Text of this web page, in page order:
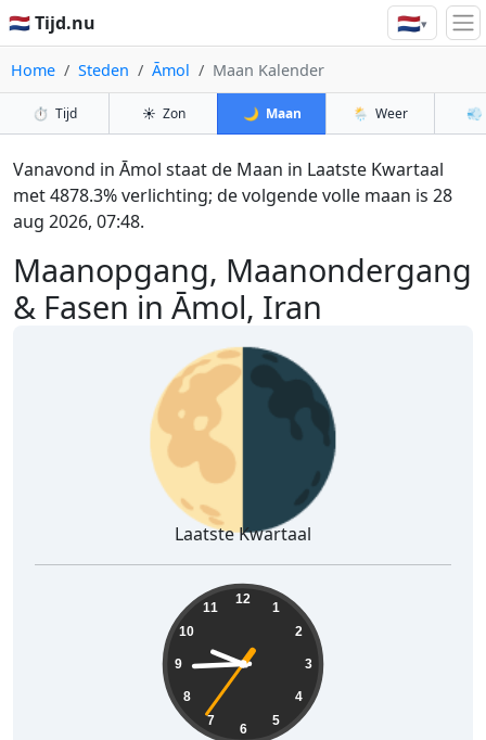
🇳🇱 Tijd.nu 🇳🇱▾
Home Steden Āmol Maan Kalender
⏱️ Tijd ☀️ Zon 🌙 Maan 🌦️ Weer 💨
Maanopgang, Maanondergang
& Fasen in Āmol, Iran
Vanavond in Āmol staat de Maan in Laatste Kwartaal
met 4878.3% verlichting; de volgende volle maan is 28
aug 2026, 07:48.
🌗
Laatste Kwartaal
12
1
2
3
4
5
6
7
8
9
10
11